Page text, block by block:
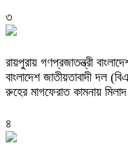
৩
রায়পুরায় গণপ্রজাতন্ত্রী
বাংলাদেশ জাতীয়তাবাদী দল
রুহের মাগফেরাত কামনায়
৪